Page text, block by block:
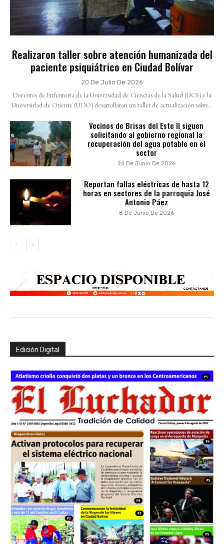
Realizaron taller sobre atención humanizada del
paciente psiquiátrico en Ciudad Bolívar
20 De Julio De 2026
Docentes de Enfermería de la Universidad de Ciencias de la Salud (UCS) y la
Universidad de Oriente (UDO) desarrollaron un taller de actualización sobre...
Vecinos de Brisas del Este II siguen
solicitando al gobierno regional la
recuperación del agua potable en el
sector
24 De Junio De 2026
Reportan fallas eléctricas de hasta 12
horas en sectores de la parroquia José
Antonio Páez
8 De Junio De 2026
Edición Digital